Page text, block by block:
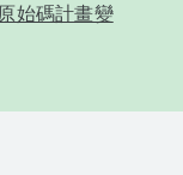
始碼計畫變